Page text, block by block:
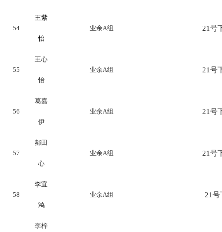
54
王紫
怡
业余A组 21号
55
王心
怡
业余A组 21号
56
葛嘉
伊
业余A组 21号
57
郝田
心
业余A组 21号
58
李宜
鸿
业余A组 21号
李梓